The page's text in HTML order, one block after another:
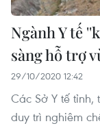
Ngành Y tế
sàng hỗ trợ
29/10/2020 12:42
Các Sở Y tế
duy trì nghiêm